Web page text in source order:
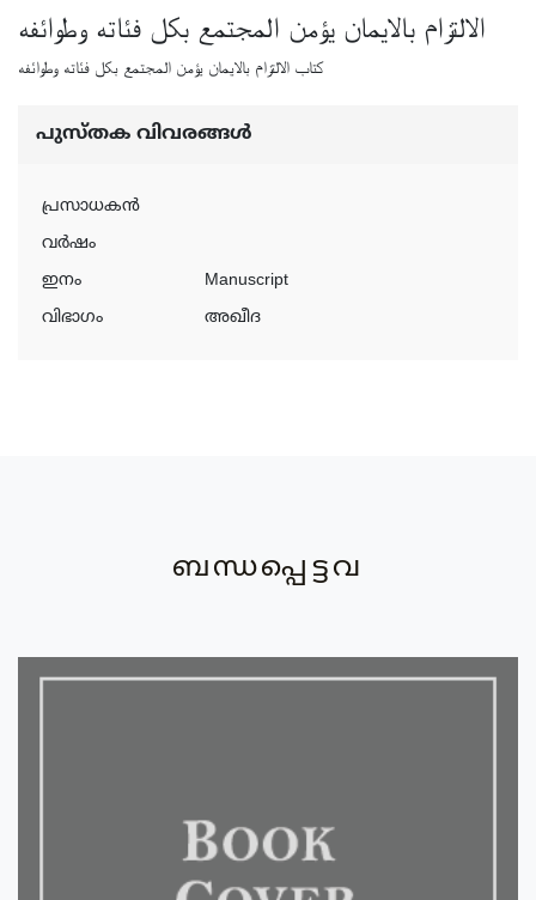
الالتزام بالايمان يؤمن المجتمع بكل فئاته وطوائفه
كتاب الالتزام بالايمان يؤمن المجتمع بكل فئاته وطوائفه
പുസ്‌തക വിവരങ്ങള്‍
പ്രസാധകന്‍
വര്‍ഷം
ഇനം
Manuscript
വിഭാഗം
അഖീദ
ബന്ധപ്പെട്ടവ